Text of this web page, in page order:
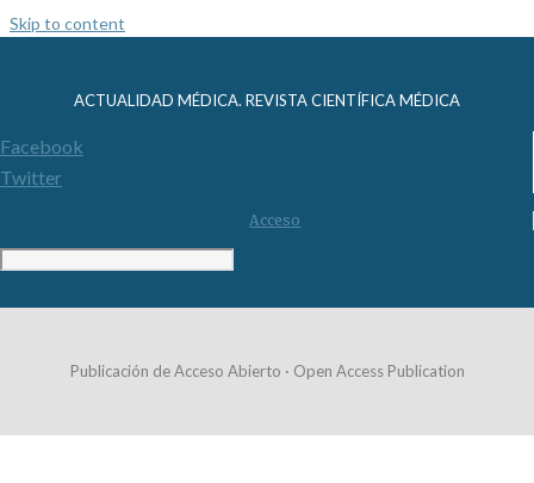
Skip to content
ACTUALIDAD MÉDICA. REVISTA CIENTÍFICA MÉDICA
Facebook
Twitter
Acceso
Publicación de Acceso Abierto · Open Access Publication